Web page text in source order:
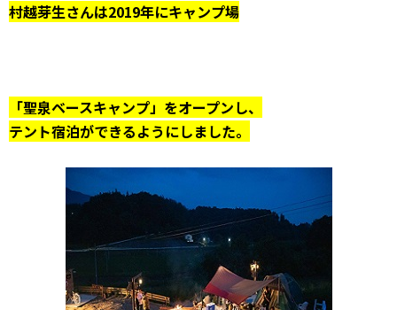
村越芽生さんは2019年にキャンプ場
「聖泉ベースキャンプ」をオープンし、
テント宿泊ができるようにしました。